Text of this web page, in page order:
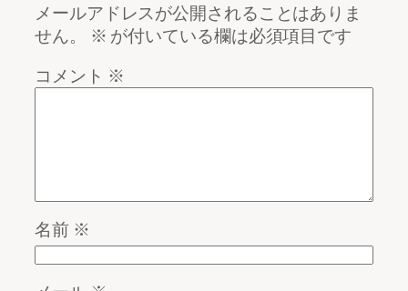
メールアドレスが公開されることはありま
せん。
※ が付いている欄は必須項目です
コメント ※
名前 ※